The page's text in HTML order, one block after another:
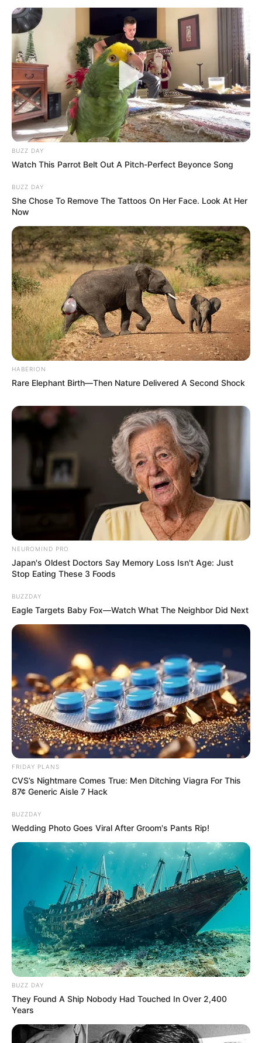
BUZZ DAY
Watch This Parrot Belt Out A Pitch-Perfect Beyonce Song
BUZZ DAY
She Chose To Remove The Tattoos On Her Face. Look At Her
Now
HABERION
Rare Elephant Birth—Then Nature Delivered A Second Shock
NEUROMIND PRO
Japan's Oldest Doctors Say Memory Loss Isn't Age: Just
Stop Eating These 3 Foods
BUZZDAY
Eagle Targets Baby Fox—Watch What The Neighbor Did Next
FRIDAY PLANS
CVS’s Nightmare Comes True: Men Ditching Viagra For This
87¢ Generic Aisle 7 Hack
BUZZDAY
Wedding Photo Goes Viral After Groom's Pants Rip!
BUZZ DAY
They Found A Ship Nobody Had Touched In Over 2,400
Years